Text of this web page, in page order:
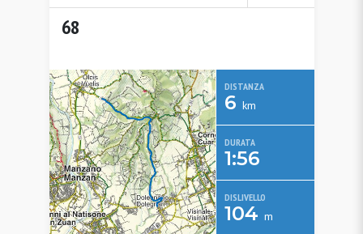
68
DISTANZA
6 km
DURATA
1:56
DISLIVELLO
104 m